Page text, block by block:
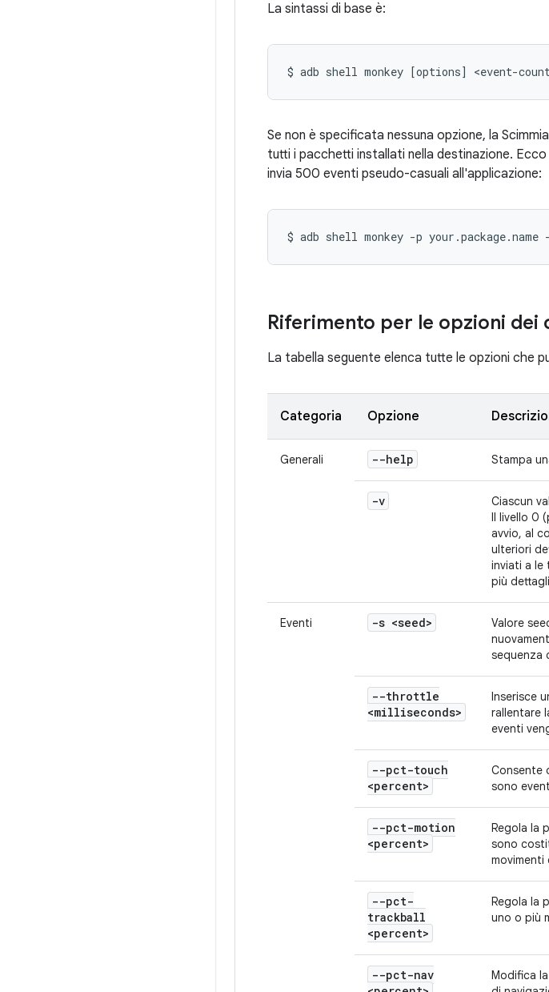
La sintassi di base è:
$ adb shell monkey [options] <event-
Se non è specificata nessuna opzione, la
tutti i pacchetti installati nella destinazione.
invia 500 eventi pseudo-casuali all'applicazione:
$ adb shell monkey -p your.package.name
Riferimento per le opzioni dei
La tabella seguente elenca tutte le opzioni che
Categoria Opzione
Generali --help Stampa
-v
Ciascun
Il livello 0
avvio, al
ulteriori
inviati a le
più
Eventi -s <seed>
Valore
sequenza
--throttle
<milliseconds>
Inserisce
rallentare
eventi
--pct-touch
<percent>
Consente
sono
--pct-motion
<percent>
Regola la
sono
movimenti
--pct-
trackball
<percent>
Regola la
uno o più
--pct-nav
Modifica